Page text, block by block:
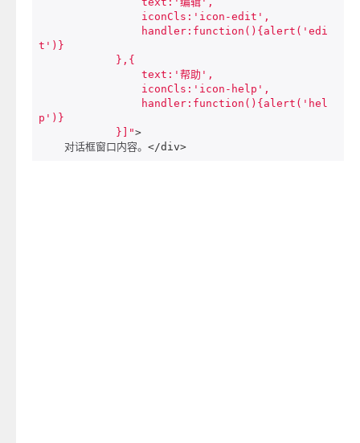
t')}
p')}
            }]"
>
    对话框窗口内容。
</div>